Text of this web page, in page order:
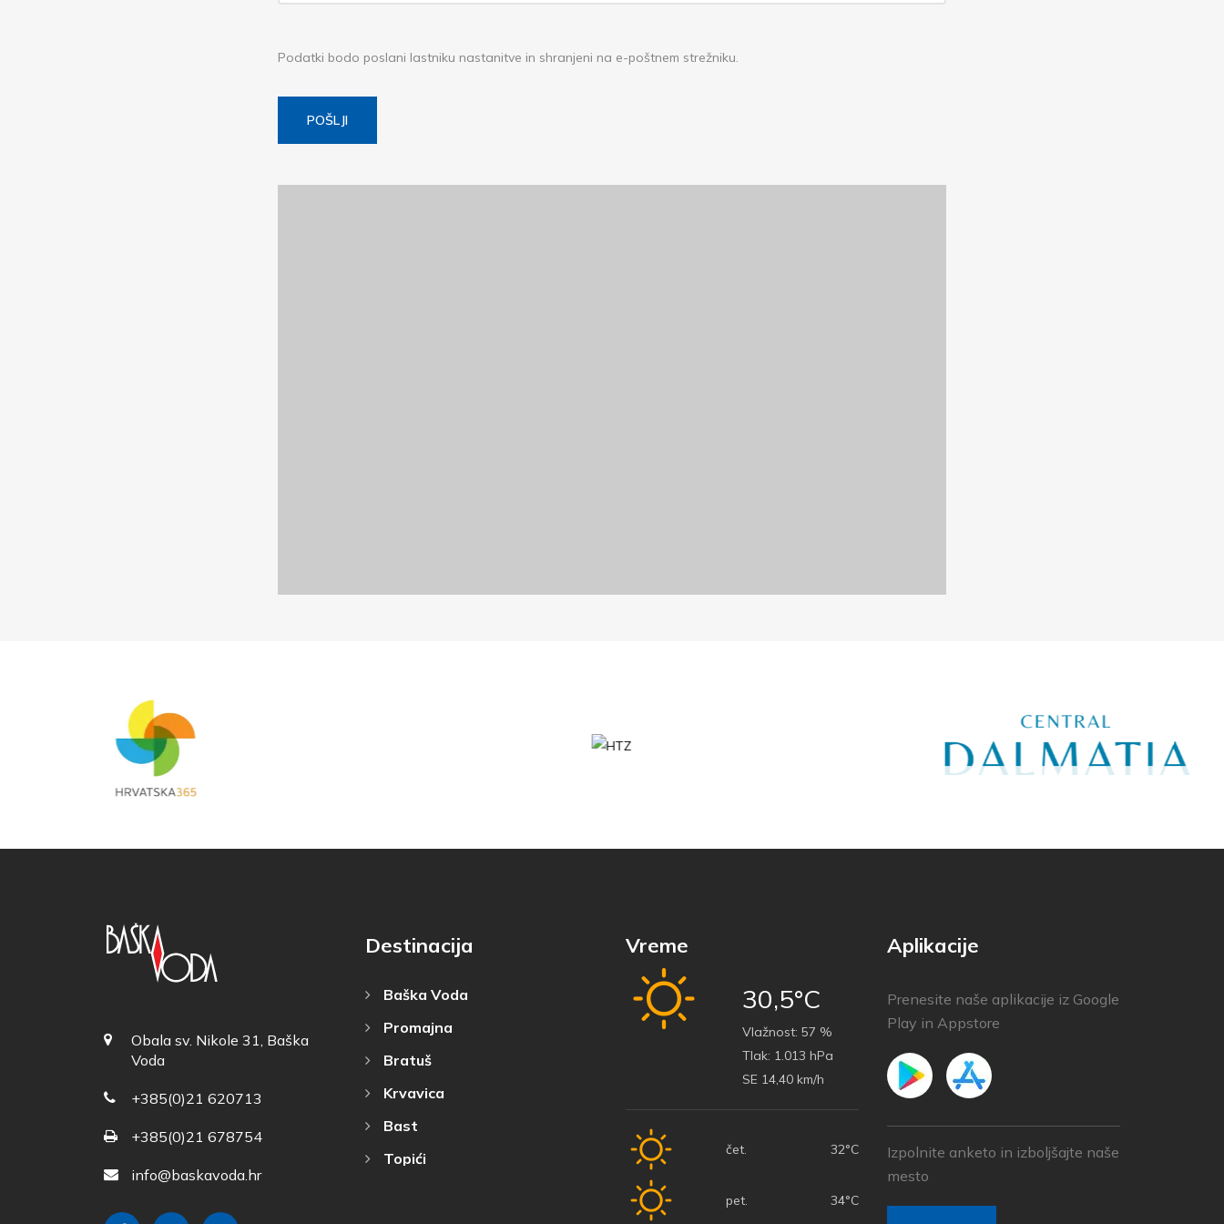
Podatki bodo poslani lastniku nastanitve in shranjeni na e-poštnem strežniku.
POŠLJI
Obala sv. Nikole 31, Baška
Voda
+385(0)21 620713
+385(0)21 678754
info@baskavoda.hr
Destinacija
Baška Voda
Promajna
Bratuš
Krvavica
Bast
Topići
Vreme
30,5°C
Vlažnost: 57 %
Tlak: 1.013 hPa
SE 14,40 km/h
čet. 32°C
pet. 34°C
Aplikacije
Prenesite naše aplikacije iz Google
Play in Appstore
Izpolnite anketo in izboljšajte naše
mesto